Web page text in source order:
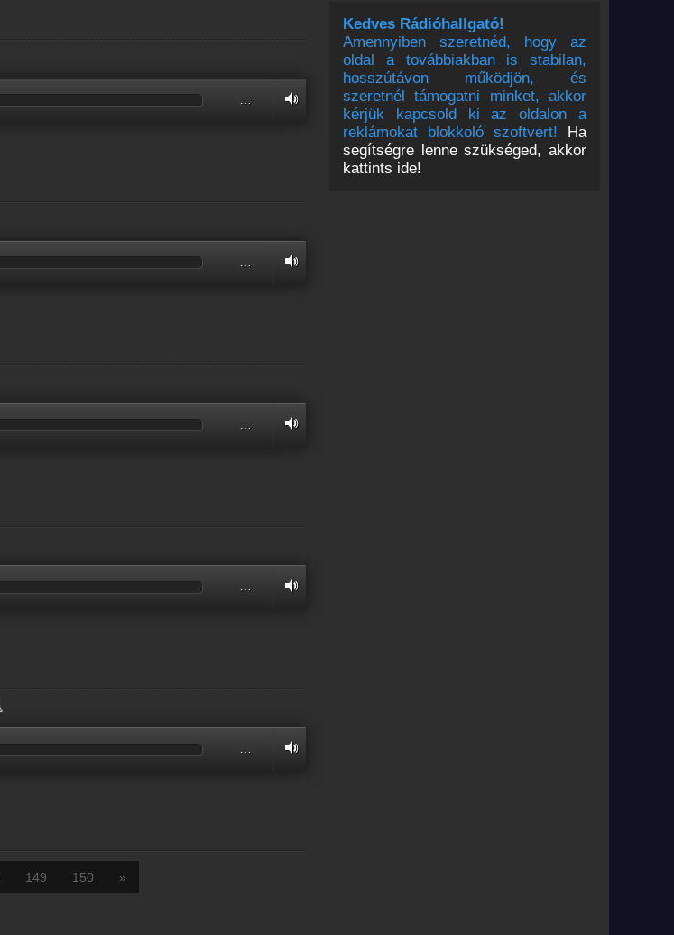
Kedves Rádióhallgató!
Amennyiben szeretnéd, hogy az
oldal a továbbiakban is stabilan,
hosszútávon működjön, és
szeretnél támogatni minket, akkor
kérjük kapcsold ki az oldalon a
reklámokat blokkoló szoftvert! Ha
segítségre lenne szükséged, akkor
kattints ide!
…
149 150 »